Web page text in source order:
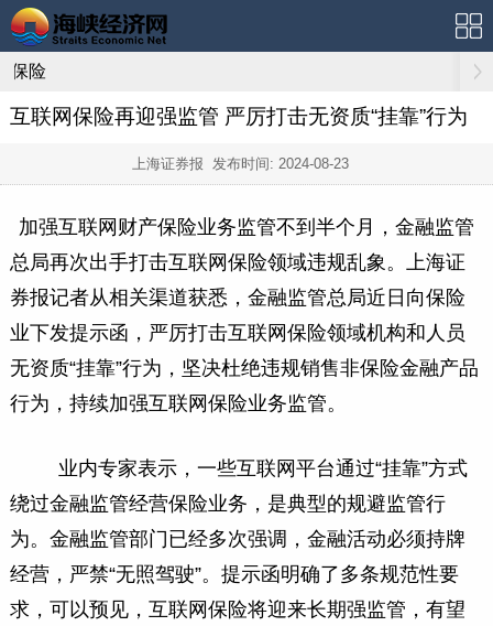
保险
互联网保险再迎强监管 严厉打击无资质“挂靠”行为
上海证券报 发布时间: 2024-08-23
加强互联网财产保险业务监管不到半个月，金融监管
总局再次出手打击互联网保险领域违规乱象。上海证
券报记者从相关渠道获悉，金融监管总局近日向保险
业下发提示函，严厉打击互联网保险领域机构和人员
无资质“挂靠”行为，坚决杜绝违规销售非保险金融产品
行为，持续加强互联网保险业务监管。
业内专家表示，一些互联网平台通过“挂靠”方式
绕过金融监管经营保险业务，是典型的规避监管行
为。金融监管部门已经多次强调，金融活动必须持牌
经营，严禁“无照驾驶”。提示函明确了多条规范性要
求，可以预见，互联网保险将迎来长期强监管，有望